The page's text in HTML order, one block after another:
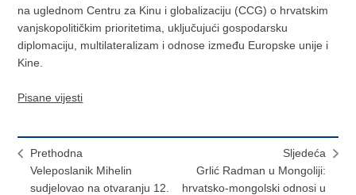
na uglednom Centru za Kinu i globalizaciju (CCG) o hrvatskim
vanjskopolitičkim prioritetima, uključujući gospodarsku
diplomaciju, multilateralizam i odnose između Europske unije i
Kine.
Pisane vijesti
Prethodna
Veleposlanik Mihelin
sudjelovao na otvaranju 12.
Sljedeća
Grlić Radman u Mongoliji:
hrvatsko-mongolski odnosi u